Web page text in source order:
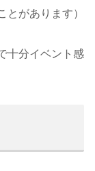
があります）
十分イベント感